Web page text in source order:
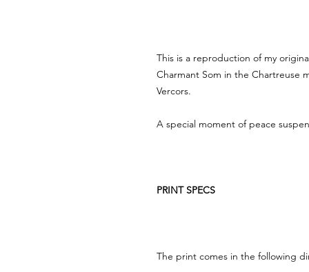
This is a reproduction of my
Charmant Som in the Chartreuse
Vercors.
A special moment of peace
PRINT SPECS
The print comes in the following